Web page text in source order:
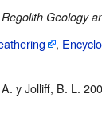
Regolith Geology
,
y Jolliff, B. L.